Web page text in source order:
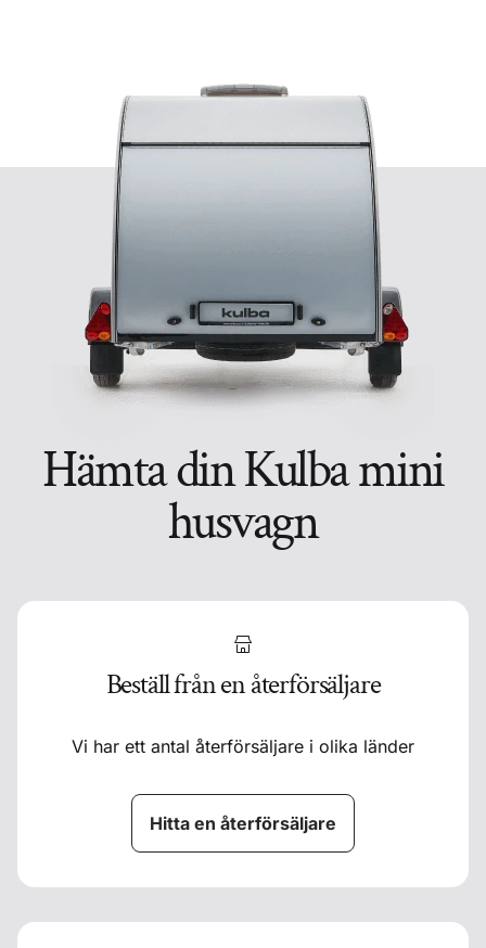
Hämta din Kulba mini
husvagn
Beställ från en återförsäljare
Vi har ett antal återförsäljare i olika länder
Hitta en återförsäljare